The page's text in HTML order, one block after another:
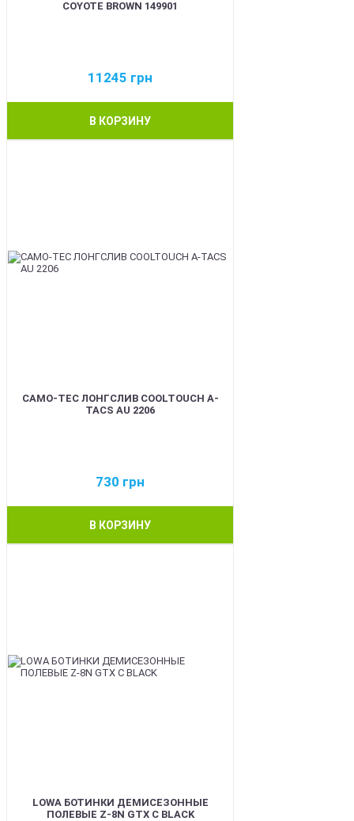
COYOTE BROWN 149901
11245 грн
В КОРЗИНУ
CAMO-TEC ЛОНГСЛИВ COOLTOUCH A-
TACS AU 2206
730 грн
В КОРЗИНУ
LOWA БОТИНКИ ДЕМИСЕЗОННЫЕ
ПОЛЕВЫЕ Z-8N GTX C BLACK